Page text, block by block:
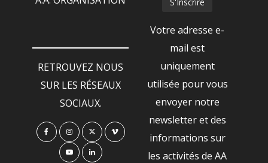
RETROUVEZ NOUS
SUR LES RÉSEAUX
SOCIAUX.
Votre adresse e-
mail est
uniquement
utilisée pour vous
envoyer notre
newsletter et des
informations sur
les activités de AA